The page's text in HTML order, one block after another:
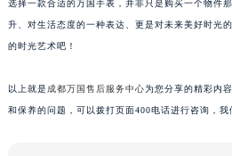
选择一款合适的万国手表，并非只是购买一个物件
升、对生活态度的一种表达、更是对未来美好时光
的时光艺术吧！
以上就是 成都万国售后服务中心为您分享的精彩内
和保养的问题，可以拨打页面400电话进行咨询，我